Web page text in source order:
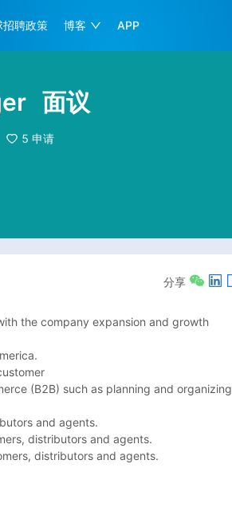
招聘政策 博客 APP
面议
5 申请
分享
the company expansion and growth
(B2B) such as planning and organizing
and agents.
distributors and agents.
distributors and agents.